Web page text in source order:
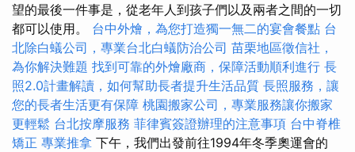
望的最後一件事是，從老年人到孩子們以及兩者之間的一切
都可以使用。 台中外燴，為您打造獨一無二的宴會餐點 台
北除白蟻公司，專業台北白蟻防治公司 苗栗地區徵信社，
為你解決難題 找到可靠的外燴廠商，保障活動順利進行 長
照2.0計畫解讀，如何幫助長者提升生活品質 長照服務，讓
您的長者生活更有保障 桃園搬家公司，專業服務讓你搬家
更輕鬆 台北按摩服務 菲律賓簽證辦理的注意事項 台中脊椎
矯正 專業推拿 下午，我們出發前往1994年冬季奧運會的